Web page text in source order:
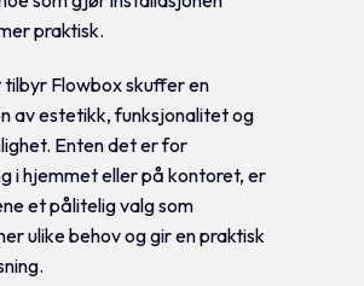
praktisk.
tilbyr Flowbox skuffer en
av estetikk, funksjonalitet og
Enten det er for
i hjemmet eller på kontoret, er
et pålitelig valg som
ulike behov og gir en praktisk